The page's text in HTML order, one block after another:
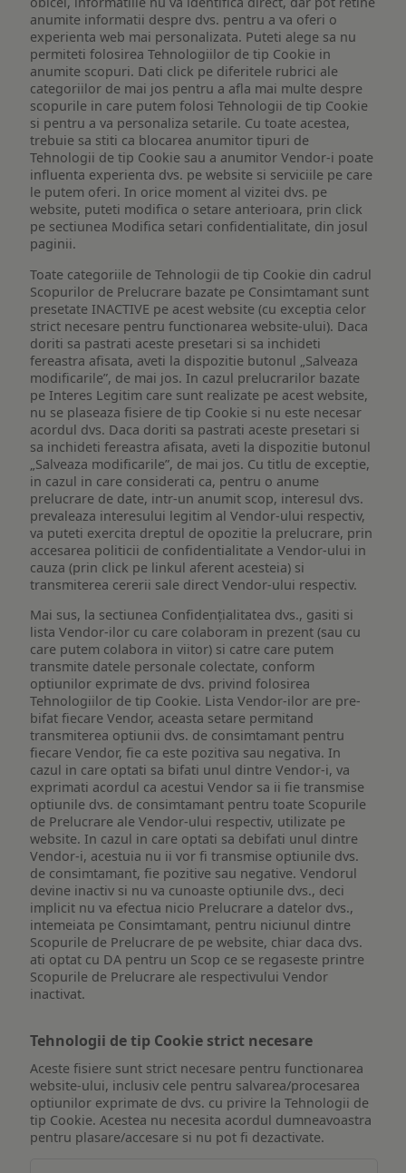
anumite informatii despre dvs. pentru a va oferi o
experienta web mai personalizata. Puteti alege sa nu
permiteti folosirea Tehnologiilor de tip Cookie in
anumite scopuri. Dati click pe diferitele rubrici ale
categoriilor de mai jos pentru a afla mai multe despre
scopurile in care putem folosi Tehnologii de tip Cookie
si pentru a va personaliza setarile. Cu toate acestea,
trebuie sa stiti ca blocarea anumitor tipuri de
Tehnologii de tip Cookie sau a anumitor Vendor-i poate
influenta experienta dvs. pe website si serviciile pe care
le putem oferi. In orice moment al vizitei dvs. pe
website, puteti modifica o setare anterioara, prin click
pe sectiunea Modifica setari confidentialitate, din josul
paginii.
Toate categoriile de Tehnologii de tip Cookie din cadrul
Scopurilor de Prelucrare bazate pe Consimtamant sunt
presetate INACTIVE pe acest website (cu exceptia celor
strict necesare pentru functionarea website-ului). Daca
doriti sa pastrati aceste presetari si sa inchideti
fereastra afisata, aveti la dispozitie butonul „Salveaza
modificarile”, de mai jos. In cazul prelucrarilor bazate
pe Interes Legitim care sunt realizate pe acest website,
nu se plaseaza fisiere de tip Cookie si nu este necesar
acordul dvs. Daca doriti sa pastrati aceste presetari si
sa inchideti fereastra afisata, aveti la dispozitie butonul
„Salveaza modificarile”, de mai jos. Cu titlu de exceptie,
in cazul in care considerati ca, pentru o anume
prelucrare de date, intr-un anumit scop, interesul dvs.
prevaleaza interesului legitim al Vendor-ului respectiv,
va puteti exercita dreptul de opozitie la prelucrare, prin
accesarea politicii de confidentialitate a Vendor-ului in
cauza (prin click pe linkul aferent acesteia) si
transmiterea cererii sale direct Vendor-ului respectiv.
Mai sus, la sectiunea Confidențialitatea dvs., gasiti si
lista Vendor-ilor cu care colaboram in prezent (sau cu
care putem colabora in viitor) si catre care putem
transmite datele personale colectate, conform
optiunilor exprimate de dvs. privind folosirea
Tehnologiilor de tip Cookie. Lista Vendor-ilor are pre-
bifat fiecare Vendor, aceasta setare permitand
transmiterea optiunii dvs. de consimtamant pentru
fiecare Vendor, fie ca este pozitiva sau negativa. In
cazul in care optati sa bifati unul dintre Vendor-i, va
exprimati acordul ca acestui Vendor sa ii fie transmise
optiunile dvs. de consimtamant pentru toate Scopurile
de Prelucrare ale Vendor-ului respectiv, utilizate pe
website. In cazul in care optati sa debifati unul dintre
Vendor-i, acestuia nu ii vor fi transmise optiunile dvs.
de consimtamant, fie pozitive sau negative. Vendorul
devine inactiv si nu va cunoaste optiunile dvs., deci
implicit nu va efectua nicio Prelucrare a datelor dvs.,
intemeiata pe Consimtamant, pentru niciunul dintre
Scopurile de Prelucrare de pe website, chiar daca dvs.
ati optat cu DA pentru un Scop ce se regaseste printre
Scopurile de Prelucrare ale respectivului Vendor
inactivat.
Tehnologii de tip Cookie strict necesare
Aceste fisiere sunt strict necesare pentru functionarea
website-ului, inclusiv cele pentru salvarea/procesarea
optiunilor exprimate de dvs. cu privire la Tehnologii de
tip Cookie. Acestea nu necesita acordul dumneavoastra
pentru plasare/accesare si nu pot fi dezactivate.